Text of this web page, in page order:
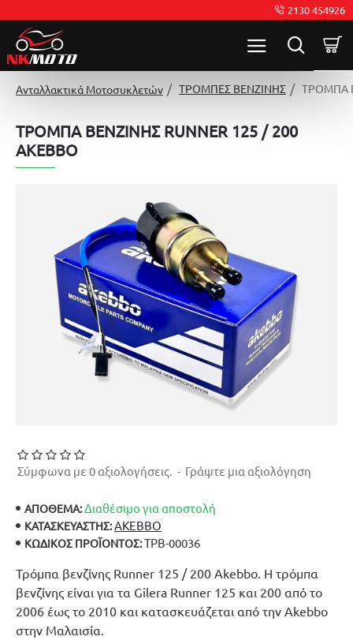
2130 454926
Ανταλλακτικά Μοτοσυκλετών ΤΡΟΜΠΕΣ ΒΕΝΖΙΝΗΣ ΤΡΟΜΠΑ
ΤΡΟΜΠΑ ΒΕΝΖΙΝΗΣ RUNNER 125 / 200
AKEBBO
Τρόμπα βενζίνης Runner 125 / 200 Akebbo. Η τρόμπα
βενζίνης είναι για τα Gilera Runner 125 και 200 από το
2006 έως το 2010 και κατασκευάζεται από την Akebbo
στην Μαλαισία.
ΑΠΟΘΕΜΑ:Διαθέσιμο για αποστολή
ΚΑΤΑΣΚΕΥΑΣΤΉΣ:AKEBBO
ΚΩΔΙΚΌΣ ΠΡΟΪΌΝΤΟΣ:ΤΡΒ-00036
Σύμφωνα με 0 αξιολογήσεις. - Γράψτε μια αξιολόγηση